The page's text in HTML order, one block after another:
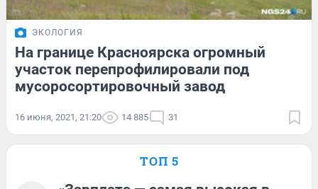
ЭКОЛОГИЯ
На границе Красноярска огромный
участок перепрофилировали под
мусоросортировочный завод
16 июня, 2021, 21:20 14 885 31
ТОП 5